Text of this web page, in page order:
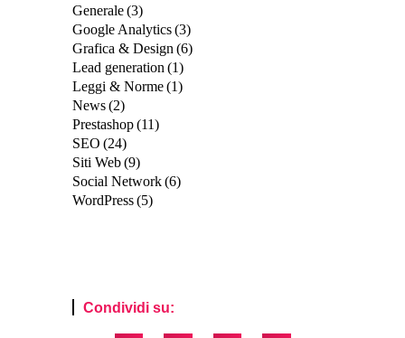
Generale(3)
Google Analytics(3)
Grafica & Design (6)
Lead generation (1)
Leggi & Norme(1)
News(2)
Prestashop(11)
SEO (24)
Siti Web(9)
Social Network(6)
WordPress(5)
Condividi su: